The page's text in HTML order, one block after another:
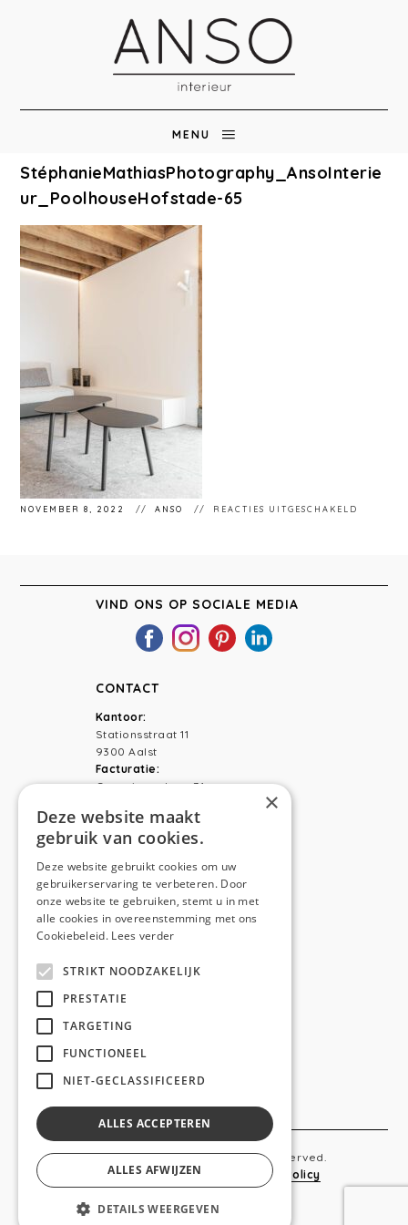
MENU
StéphanieMathiasPhotography_AnsoInterie
ur_PoolhouseHofstade-65
NOVEMBER 8, 2022 ANSO REACTIES UITGESCHAKELD
VIND ONS OP SOCIALE MEDIA
CONTACT
Kantoor:
Stationsstraat 11
9300 Aalst
Facturatie:
Capucienenlaan 31
Telefoon:0473 44 56 94
NAVIGATION
Home
Diensten
Realisaties
Copyright © 2019 Anso. All rights reserved.
Sitemap-Privacy Policy Cookie Policy
webdesigned by
×
Deze website maakt
gebruik van cookies.
Deze website gebruikt cookies om uw
gebruikerservaring te verbeteren. Door
onze website te gebruiken, stemt u in met
alle cookies in overeenstemming met ons
Cookiebeleid. Lees verder
STRIKT NOODZAKELIJK
PRESTATIE
TARGETING
FUNCTIONEEL
NIET-GECLASSIFICEERD
ALLES ACCEPTEREN
ALLES AFWIJZEN
DETAILS WEERGEVEN